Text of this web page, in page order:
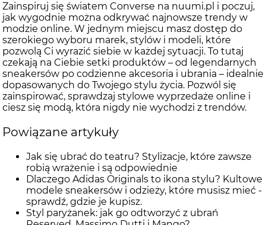
Zainspiruj się światem Converse na nuumi.pl i poczuj,
jak wygodnie można odkrywać najnowsze trendy w
modzie online. W jednym miejscu masz dostęp do
szerokiego wyboru marek, stylów i modeli, które
pozwolą Ci wyrazić siebie w każdej sytuacji. To tutaj
czekają na Ciebie setki produktów – od legendarnych
sneakersów po codzienne akcesoria i ubrania – idealnie
dopasowanych do Twojego stylu życia. Pozwól się
zainspirować, sprawdzaj stylowe wyprzedaże online i
ciesz się modą, która nigdy nie wychodzi z trendów.
Powiązane artykuły
Jak się ubrać do teatru? Stylizacje, które zawsze
robią wrażenie i są odpowiednie
Dlaczego Adidas Originals to ikona stylu? Kultowe
modele sneakersów i odzieży, które musisz mieć -
sprawdź, gdzie je kupisz.
Styl paryżanek: jak go odtworzyć z ubrań